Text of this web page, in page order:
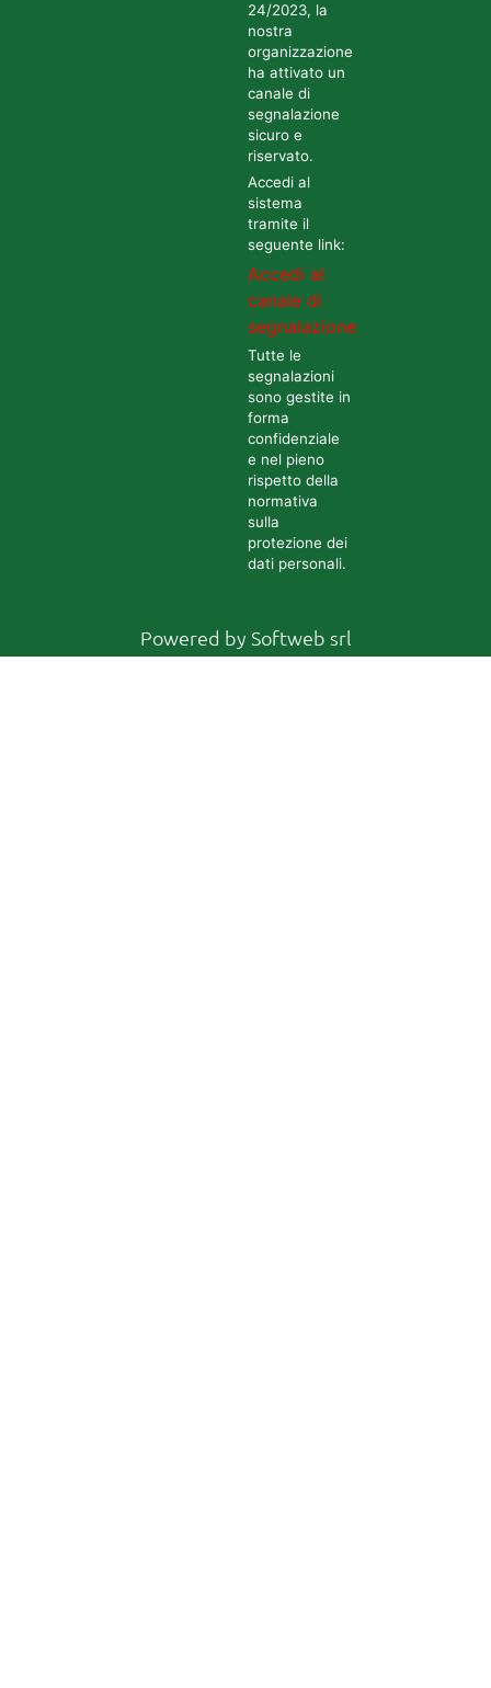
24/2023, la
nostra
organizzazione
ha attivato un
canale di
segnalazione
sicuro e
riservato.
Accedi al
sistema
tramite il
seguente link:
Accedi al
canale di
segnalazione
Tutte le
segnalazioni
sono gestite in
forma
confidenziale
e nel pieno
rispetto della
normativa
sulla
protezione dei
dati personali.
Powered by Softweb srl